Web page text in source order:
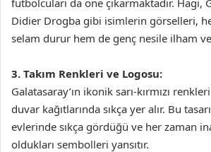
futbolcuları da öne çıkarmaktadır. Hagi,
Didier Drogba gibi isimlerin görselleri,
selam durur hem de genç nesile ilham
3. Takım Renkleri ve Logosu:
Galatasaray’ın ikonik sarı-kırmızı
duvar kağıtlarında sıkça yer alır. Bu
evlerinde sıkça gördüğü ve her zaman
oldukları sembolleri yansıtır.